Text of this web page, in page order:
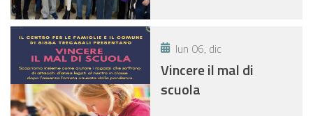
lun 06, dic
Vincere il mal di
scuola